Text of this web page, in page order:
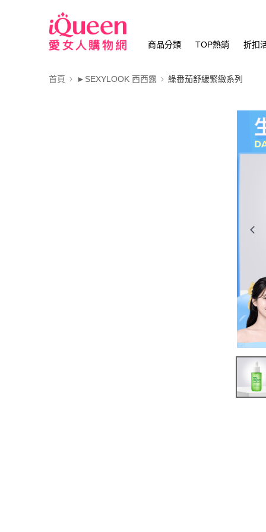
商品分類 TOP熱銷 折扣
首頁 ►SEXYLOOK 西西露 綠番茄舒緩緊緻系列